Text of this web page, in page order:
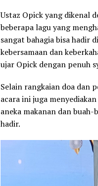
Ustaz Opick yang dikenal
beberapa lagu yang
sangat bahagia bisa hadir
kebersamaan dan
ujar Opick dengan penuh
Selain rangkaian doa dan
acara ini juga
aneka makanan dan
hadir.